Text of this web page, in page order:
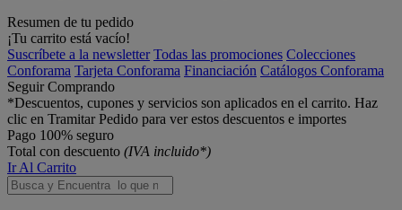
Resumen de tu pedido
¡Tu carrito está vacío!
Suscríbete a la newsletter Todas las promociones Colecciones
Conforama Tarjeta Conforama Financiación Catálogos Conforama
Seguir Comprando
*Descuentos, cupones y servicios son aplicados en el carrito. Haz
clic en Tramitar Pedido para ver estos descuentos e importes
Pago 100% seguro
Total con descuento (IVA incluido*)
Ir Al Carrito